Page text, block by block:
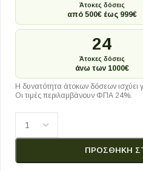
Άτοκες δόσεις
από 500€ έως 999€
24
Άτοκες δόσεις
άνω των 1000€
Η δυνατότητα άτοκων δόσεων ισχύει
Οι τιμές περιλαμβάνουν ΦΠΑ 24%.
ΠΡΟΣΘΉΚΗ